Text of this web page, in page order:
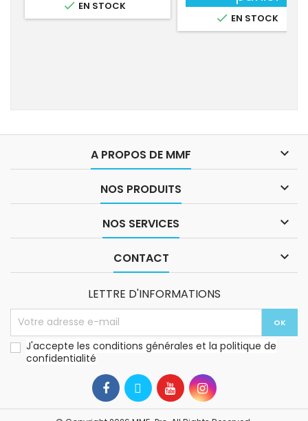
 EN STOCK
 EN STOCK
A PROPOS DE MMF 
NOS PRODUITS 
NOS SERVICES 
CONTACT 
LETTRE D'INFORMATIONS
J'accepte les conditions générales et la politique de
confidentialité